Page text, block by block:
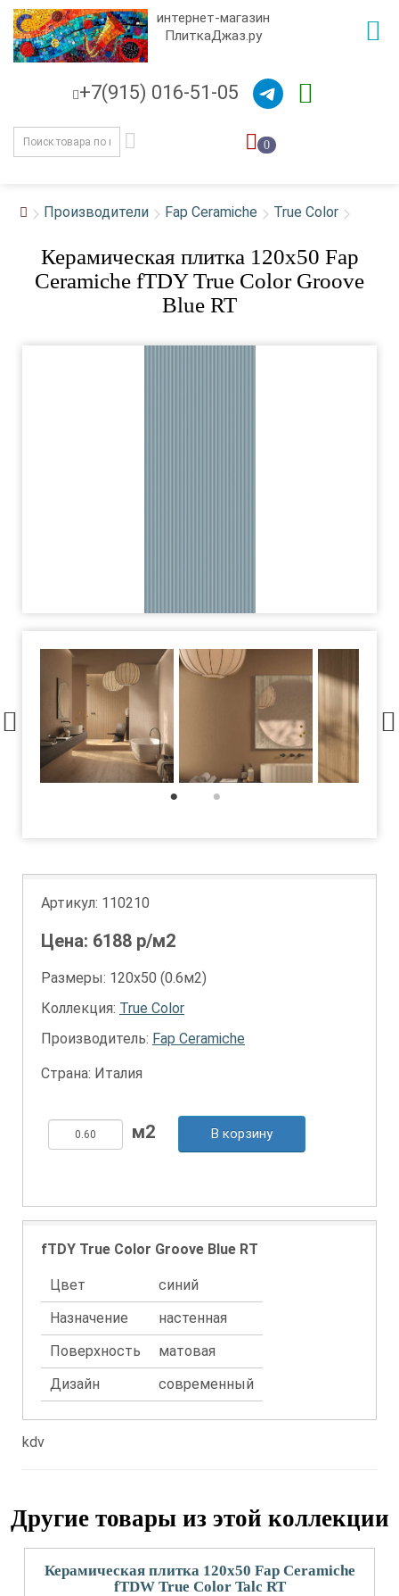
интернет-магазин
ПлиткаДжаз.ру
+7(915) 016-51-05
0
Производители Fap Ceramiche True Color
Керамическая плитка 120x50 Fap
Ceramiche fTDY True Color Groove
Blue RT
Артикул: 110210
Цена: 6188 р/м2
Размеры: 120х50 (0.6м2)
Коллекция: True Color
Производитель: Fap Ceramiche
Страна: Италия
В корзину
fTDY True Color Groove Blue RT
Цвет
синий
Назначение
настенная
Поверхность
матовая
Дизайн
современный
kdv
Другие товары из этой коллекции
Керамическая плитка 120x50 Fap Ceramiche
fTDW True Color Talc RT